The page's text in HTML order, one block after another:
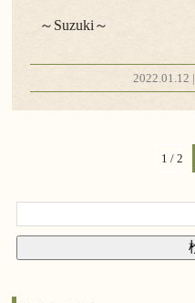
～Suzuki～
2022.01.12 |
1 / 2